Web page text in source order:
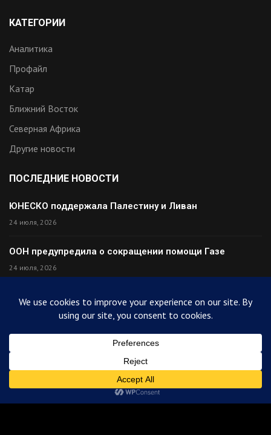
КАТЕГОРИИ
Аналитика
Профайл
Катар
Ближний Восток
Северная Африка
Другие новости
ПОСЛЕДНИЕ НОВОСТИ
ЮНЕСКО поддержала Палестину и Ливан
24 июля, 2026
ООН предупредила о сокращении помощи Газе
24 июля, 2026
Премьер Ирака прибыл в Тегеран с миром
Палестина высмеяла Израиль после финала ЧМ
© 2025ArabiToday